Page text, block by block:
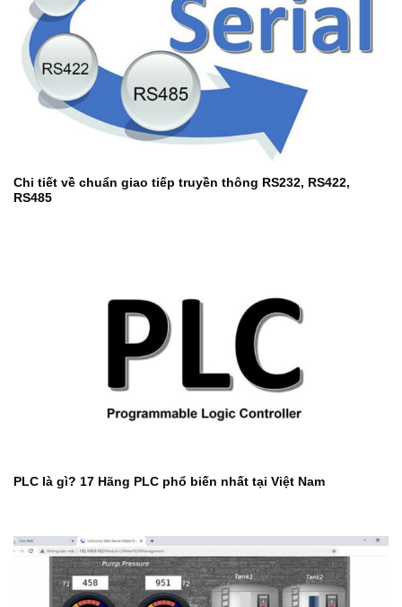
Chi tiết về chuẩn giao tiếp truyền thông RS232, RS422,
RS485
PLC là gì? 17 Hãng PLC phổ biến nhất tại Việt Nam